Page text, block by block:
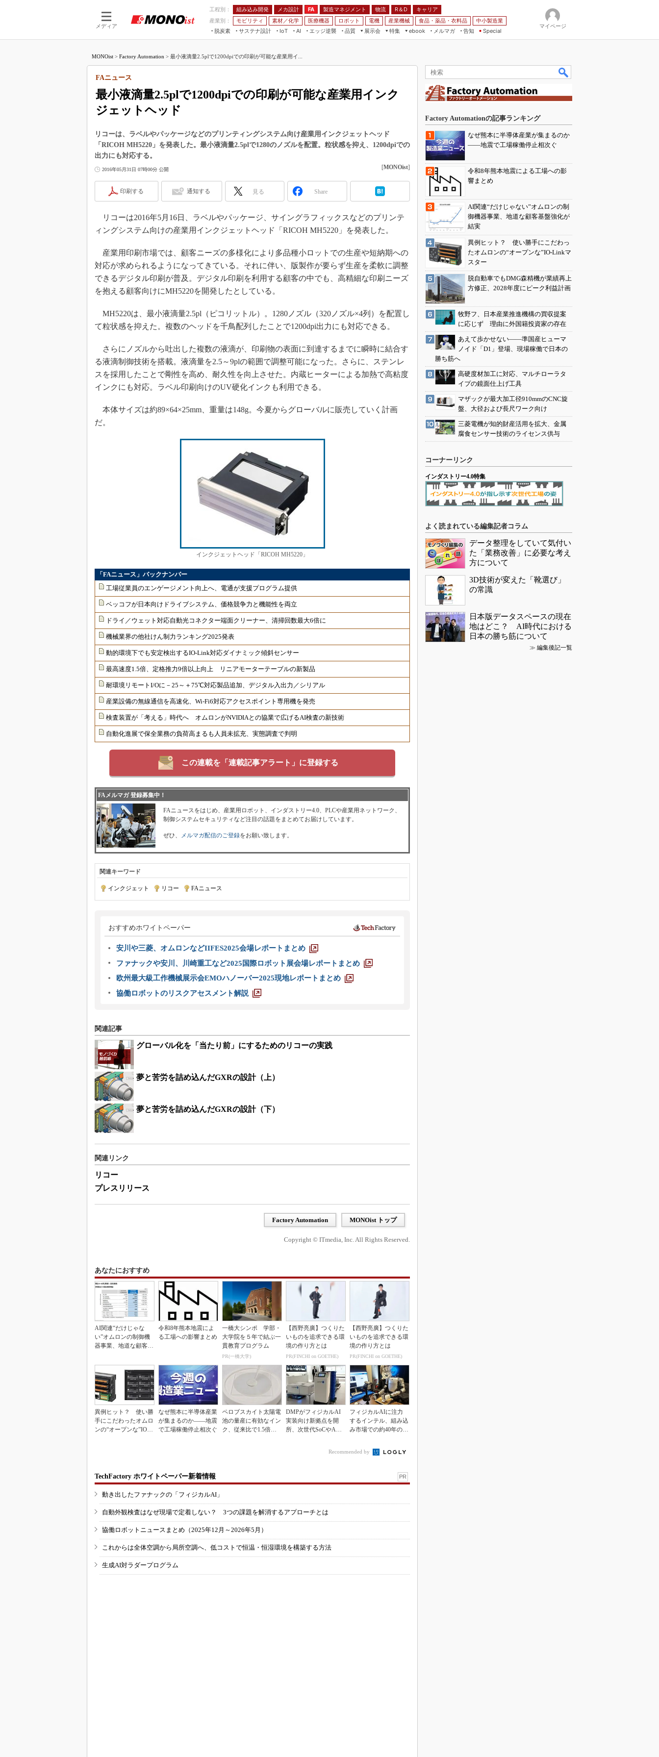
メディア
工程別： 組み込み開発 メカ設計 FA 製造マネジメント 物流 R＆D
キャリア
産業別：
モビリティ 素材／化学 医療機器 ロボット 電機 産業機械 食品・薬品・衣料品
中小製造業
脱炭素
サステナ設計
IoT
つながる工場
AI
AI×設備保全
エッジ逆襲 品質
展示会
JIMTOF
IIFES
TECHNO-FRONTIER
EdgeTech+
日本ものづくりワールド
AUTOMOTIVE WORLD
産業オープンネット展
特集
つながるクルマ
VR／AR
フィールドサービス
組み込み画像技術
組み込みモデリング
ISO26262
3Dプリンタ
S＆OP
インダストリー4.0
イノベーション
メイドインジャパン
植物工場
知財マネジメント
海外生産
グローバル設計・開発
制御セキュリティ
新型コロナへの対応
ebook
FA
モビリティ
メルマガ
告知 Special
マイページ
MONOist > Factory Automation > 最小液滴量2.5plで1200dpiでの印刷が可能な産業用イ...
最小液滴量2.5plで1200dpiでの印刷が可能な産業用インク
ジェットヘッド
FAニュース
リコーは、ラベルやパッケージなどのプリンティングシステム向け産業用インクジェットヘッド
「RICOH MH5220」を発表した。最小液滴量2.5plで1280のノズルを配置。粒状感を抑え、1200dpiでの
出力にも対応する。
2016年05月31日 07時00分 公開 [MONOist]
印刷する 通知する 見る Share
リコーは2016年5月16日、ラベルやパッケージ、サイングラフィックスなどのプリンテ
ィングシステム向けの産業用インクジェットヘッド「RICOH MH5220」を発表した。
産業用印刷市場では、顧客ニーズの多様化により多品種小ロットでの生産や短納期への
対応が求められるようになってきている。それに伴い、版製作が要らず生産を柔軟に調整
できるデジタル印刷が普及。デジタル印刷を利用する顧客の中でも、高精細な印刷ニーズ
を抱える顧客向けにMH5220を開発したとしている。
MH5220は、最小液滴量2.5pl（ピコリットル）。1280ノズル（320ノズル×4列）を配置し
て粒状感を抑えた。複数のヘッドを千鳥配列したことで1200dpi出力にも対応できる。
さらにノズルから吐出した複数の液滴が、印刷物の表面に到達するまでに瞬時に結合す
る液滴制御技術を搭載。液滴量を2.5～9plの範囲で調整可能になった。さらに、ステンレ
スを採用したことで剛性を高め、耐久性を向上させた。内蔵ヒーターによる加熱で高粘度
インクにも対応。ラベル印刷向けのUV硬化インクも利用できる。
本体サイズは約89×64×25mm、重量は148g。今夏からグローバルに販売していく計画
だ。
インクジェットヘッド「RICOH MH5220」
「FAニュース」バックナンバー
工場従業員のエンゲージメント向上へ、電通が支援プログラム提供
ベッコフが日本向けドライブシステム、価格競争力と機能性を両立
ドライ／ウェット対応自動光コネクター端面クリーナー、清掃回数最大6倍に
機械業界の他社けん制力ランキング2025発表
動的環境下でも安定検出するIO-Link対応ダイナミック傾斜センサー
最高速度1.5倍、定格推力9倍以上向上 リニアモーターテーブルの新製品
耐環境リモートI/Oに－25～＋75℃対応製品追加、デジタル入出力／シリアル
産業設備の無線通信を高速化、Wi-Fi6対応アクセスポイント専用機を発売
検査装置が「考える」時代へ オムロンがNVIDIAとの協業で広げるAI検査の新技術
自動化進展で保全業務の負荷高まるも人員未拡充、実態調査で判明
この連載を「連載記事アラート」に登録する
FAメルマガ 登録募集中！
FAニュースをはじめ、産業用ロボット、インダストリー4.0、PLCや産業用ネットワーク、
制御システムセキュリティなど注目の話題をまとめてお届けしています。
ぜひ、 メルマガ配信のご登録をお願い致します。
関連キーワード
インクジェット リコー FAニュース
おすすめホワイトペーパー
安川や三菱、オムロンなどIIFES2025会場レポートまとめ
ファナックや安川、川崎重工など2025国際ロボット展会場レポートまとめ
欧州最大級工作機械展示会EMOハノーバー2025現地レポートまとめ
協働ロボットのリスクアセスメント解説
関連記事
グローバル化を「当たり前」にするためのリコーの実践
夢と苦労を詰め込んだGXRの設計（上）
夢と苦労を詰め込んだGXRの設計（下）
関連リンク
リコー
プレスリリース
Factory Automation MONOist トップ
Copyright © ITmedia, Inc. All Rights Reserved.
あなたにおすすめ
AI関連“だけじゃな
い”オムロンの制御機
器事業、地道な顧客基
令和8年熊本地震によ
る工場への影響まとめ
一橋大シンポ 学部・
大学院を５年で結ぶ一
貫教育プログラム
PR(一橋大学)
【西野亮廣】つくりた
いものを追求できる環
境の作り方とは
PR(FINCHI on GOETHE)
【西野亮廣】つくりた
いものを追求できる環
境の作り方とは
PR(FINCHI on GOETHE)
異例ヒット？ 使い勝
手にこだわったオムロ
ンの“オープンな”IO-L
なぜ熊本に半導体産業
が集まるのか――地震
で工場稼働停止相次ぐ
ペロブスカイト太陽電
池の量産に有効なイン
ク、従来比で1.5倍の
DMPがフィジカルAI
実装向け新拠点を開
所、次世代SoCやAM
フィジカルAIに注力
するインテル、組み込
み市場での約40年の実
Recommended by
TechFactory ホワイトペーパー新着情報 PR
動き出したファナックの「フィジカルAI」
自動外観検査はなぜ現場で定着しない？ 3つの課題を解消するアプローチとは
協働ロボットニュースまとめ（2025年12月～2026年5月）
これからは全体空調から局所空調へ、低コストで恒温・恒湿環境を構築する方法
生成AI対ラダープログラム
Factory Automationの記事ランキング
なぜ熊本に半導体産業が集まるのか
――地震で工場稼働停止相次ぐ
令和8年熊本地震による工場への影
響まとめ
AI関連“だけじゃない”オムロンの制
御機器事業、地道な顧客基盤強化が
結実
異例ヒット？ 使い勝手にこだわっ
たオムロンの“オープンな”IO-Linkマ
スター
脱自動車でもDMG森精機が業績再上
方修正、2028年度にピーク利益計画
牧野フ、日本産業推進機構の買収提案
に応じず 理由に外国籍投資家の存在
あえて歩かせない――準国産ヒューマ
ノイド「D1」登場、現場稼働で日本の
勝ち筋へ
高硬度材加工に対応、マルチローラタ
イプの鏡面仕上げ工具
マザックが最大加工径910mmのCNC旋
盤、大径および長尺ワーク向け
三菱電機が知的財産活用を拡大、金属
腐食センサー技術のライセンス供与
コーナーリンク
インダストリー4.0特集
よく読まれている編集記者コラム
データ整理をしていて気付い
た「業務改善」に必要な考え
方について
3D技術が変えた「靴選び」
の常識
日本版データスペースの現在
地はどこ？ AI時代における
日本の勝ち筋について
≫ 編集後記一覧